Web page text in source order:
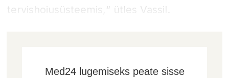
tervishoiusüsteemis,“ ütles Vassil.
Med24 lugemiseks peate sisse